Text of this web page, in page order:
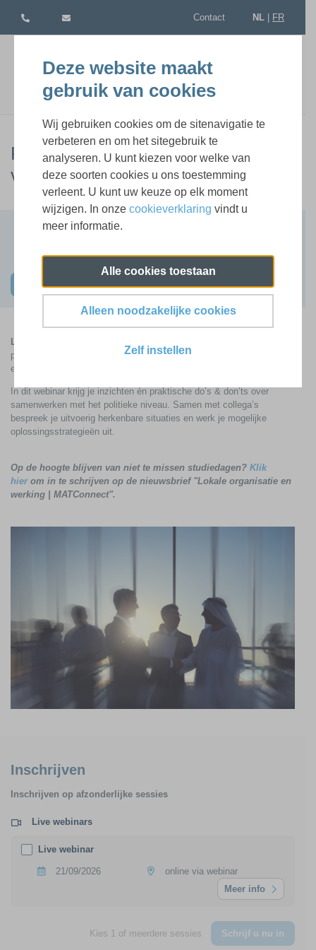
Deze website maakt
gebruik van cookies
Wij gebruiken cookies om de sitenavigatie te
verbeteren en om het sitegebruik te
analyseren. U kunt kiezen voor welke van
deze soorten cookies u ons toestemming
verleent. U kunt uw keuze op elk moment
wijzigen. In onze cookieverklaring vindt u
meer informatie.
Alle cookies toestaan
Alleen noodzakelijke cookies
Zelf instellen
Contact NL FR
Politiek-ambtelijke samenwerking
voor leidinggevenden
Terug naar lijst
1 beschikbare sessie(s)
Schrijf u nu in
Leidinggevenden
politiek en organisatie. Hoe ga je om met vragen of druk van politici,
en hoe houd je de lijn naar je team helder?
In dit webinar krijg je inzichten én praktische do’s & don’ts over
samenwerken met het politieke niveau. Samen met collega’s
bespreek je uitvoerig herkenbare situaties en werk je mogelijke
oplossingsstrategieën uit.
Op de hoogte blijven van niet te missen studiedagen? Klik
hierom in te schrijven op de nieuwsbrief "Lokale organisatie en
werking | MATConnect".
Inschrijven
Inschrijven op afzonderlijke sessies
Live webinars
Live webinar
21/09/2026
online via webinar
Meer info
Kies 1 of meerdere sessies Schrijf u nu in